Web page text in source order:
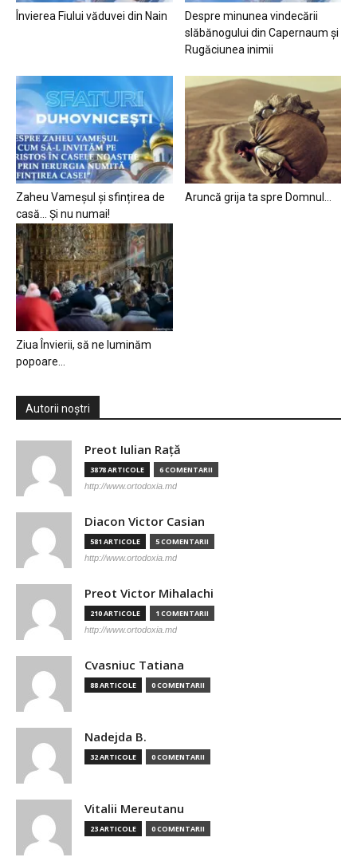
Învierea Fiului văduvei din Nain
Despre minunea vindecării
slăbănogului din Capernaum și
Rugăciunea inimii
Zaheu Vameșul și sfințirea de
casă… Și nu numai!
Aruncă grija ta spre Domnul…
Ziua Învierii, să ne luminăm
popoare…
Autorii noștri
Preot Iulian Raţă
3878 ARTICOLE 6 COMENTARII
http://www.ortodoxia.md
Diacon Victor Casian
581 ARTICOLE 5 COMENTARII
http://www.ortodoxia.md
Preot Victor Mihalachi
210 ARTICOLE 1 COMENTARII
http://www.ortodoxia.md
Cvasniuc Tatiana
88 ARTICOLE 0 COMENTARII
Nadejda B.
32 ARTICOLE 0 COMENTARII
Vitalii Mereutanu
23 ARTICOLE 0 COMENTARII